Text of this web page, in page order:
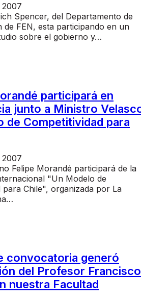
2007
Spencer, del Departamento de
de FEN, esta participando en un
sobre el gobierno y…
participará en
junto a Ministro
de Competitividad para
2007
Felipe Morandé participará de la
"Un Modelo de
para Chile", organizada por La
convocatoria generó
del Profesor Francisco
nuestra Facultad